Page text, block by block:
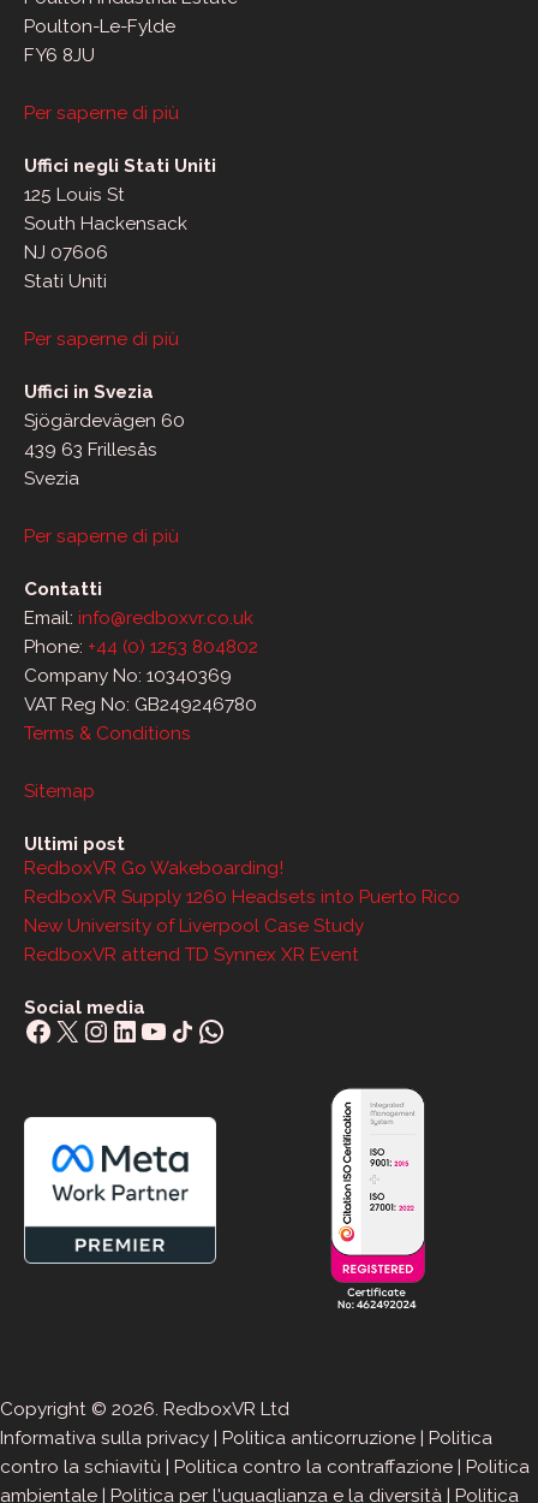
Poulton-Le-Fylde
FY6 8JU
Per saperne di più
Uffici negli Stati Uniti
125 Louis St
South Hackensack
NJ 07606
Stati Uniti
Per saperne di più
Uffici in Svezia
Sjögärdevägen 60
439 63 Frillesås
Svezia
Per saperne di più
Contatti
Email: info@redboxvr.co.uk
Phone: +44 (0) 1253 804802
Company No: 10340369
VAT Reg No: GB249246780
Terms & Conditions
Sitemap
Ultimi post
RedboxVR Go Wakeboarding!
RedboxVR Supply 1260 Headsets into Puerto Rico
New University of Liverpool Case Study
RedboxVR attend TD Synnex XR Event
Social media
Facebook
X Instagram
LinkedIn
YouTube
Share IconWhatsApp
Copyright © 2026. RedboxVR Ltd
Informativa sulla privacy
Politica anticorruzione
Politica
contro la schiavitù
Politica contro la contraffazione
Politica
ambientale
Politica per l'uguaglianza e la diversità Politica